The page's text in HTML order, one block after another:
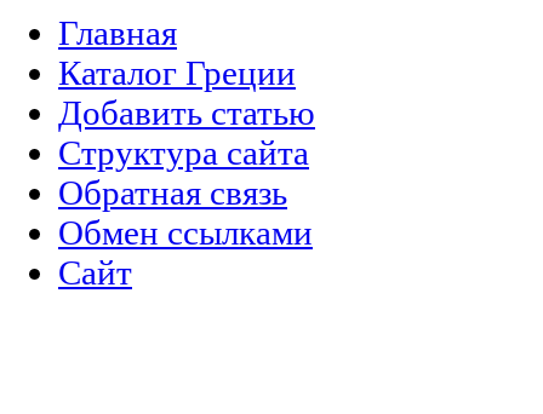
Главная
Каталог Греции
Добавить статью
Структура сайта
Обратная связь
Обмен ссылками
Сайт